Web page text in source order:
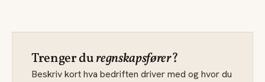
Trenger duregnskapsfører?
Beskriv kort hva bedriften driver med og hvor du